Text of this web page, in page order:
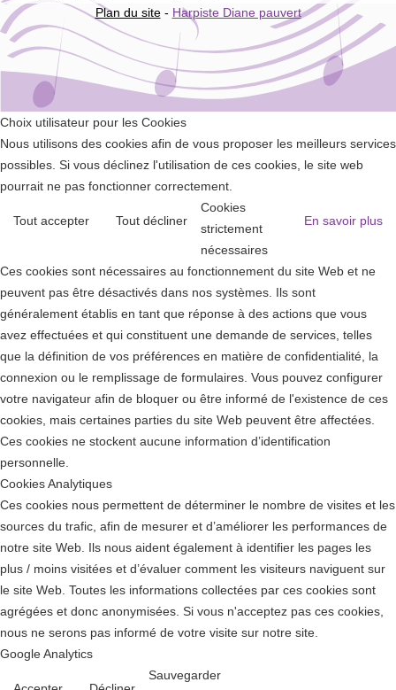
Plan du site- Harpiste Diane pauvert
Choix utilisateur pour les Cookies
Nous utilisons des cookies afin de vous proposer les meilleurs services
possibles. Si vous déclinez l'utilisation de ces cookies, le site web
pourrait ne pas fonctionner correctement.
Tout accepter Tout décliner En savoir plus
Cookies
strictement
nécessaires
Ces cookies sont nécessaires au fonctionnement du site Web et ne
peuvent pas être désactivés dans nos systèmes. Ils sont
généralement établis en tant que réponse à des actions que vous
avez effectuées et qui constituent une demande de services, telles
que la définition de vos préférences en matière de confidentialité, la
connexion ou le remplissage de formulaires. Vous pouvez configurer
votre navigateur afin de bloquer ou être informé de l'existence de ces
cookies, mais certaines parties du site Web peuvent être affectées.
Ces cookies ne stockent aucune information d’identification
personnelle.
Cookies Analytiques
Ces cookies nous permettent de déterminer le nombre de visites et les
sources du trafic, afin de mesurer et d’améliorer les performances de
notre site Web. Ils nous aident également à identifier les pages les
plus / moins visitées et d’évaluer comment les visiteurs naviguent sur
le site Web. Toutes les informations collectées par ces cookies sont
agrégées et donc anonymisées. Si vous n'acceptez pas ces cookies,
nous ne serons pas informé de votre visite sur notre site.
Google Analytics
Sauvegarder